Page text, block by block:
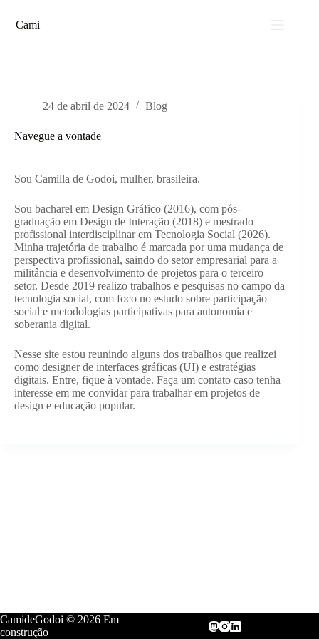
para
Cami
24 de abril de 2024 Blog
Navegue a vontade
Sou Camilla de Godoi, mulher, brasileira.
Sou bacharel em Design Gráfico (2016), com pós-
graduação em Design de Interação (2018) e mestrado
profissional interdisciplinar em Tecnologia Social (2026).
Minha trajetória de trabalho é marcada por uma mudança de
perspectiva profissional, saindo do setor empresarial para a
militância e desenvolvimento de projetos para o terceiro
setor. Desde 2019 realizo trabalhos e pesquisas no campo da
tecnologia social, com foco no estudo sobre participação
social e metodologias participativas para autonomia e
soberania digital.
Nesse site estou reunindo alguns dos trabalhos que realizei
como designer de interfaces gráficas (UI) e estratégias
digitais. Entre, fique à vontade. Faça um contato caso tenha
interesse em me convidar para trabalhar em projetos de
design e educação popular.
CamideGodoi © 2026 Em
construção